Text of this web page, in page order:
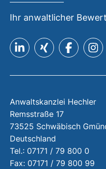
Ihr anwaltlicher
Anwaltskanzlei Hechler
Remsstraße 17
73525 Schwäbisch
Deutschland
Tel.: 07171 / 79 800 0
Fax: 07171 / 79 800 99